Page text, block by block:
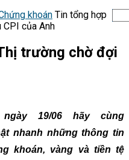
khoán Tin tổng hợp
của Anh
trường chờ đợi
19/06 hãy cùng
nhanh những thông tin
khoán, vàng và tiền tệ